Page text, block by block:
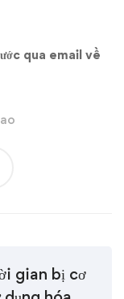
qua email về
gian bị cơ